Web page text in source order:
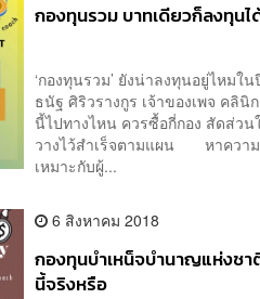
กองทุนรวม บาทเดียวก็ลงทุน
‘กองทุนรวม’ ยังน่าลงทุนอยู่ไหม
ธนัฐ ศิริวรางกูร เจ้าของเพจ คลิ
นี้ไปทางไหน ควรซื้อกี่กอง สัดส่วน
วางไว้สำเร็จตามแผน หาความ
เหมาะกับผู้...
6 สิงหาคม 2018
กองทุนบำเหน็จบำนาญแห่งช
นี้จริงหรือ